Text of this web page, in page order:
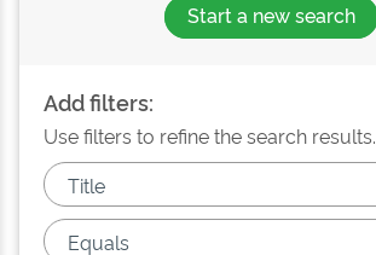
Start a new search
Add filters:
Use filters to refine the search results.